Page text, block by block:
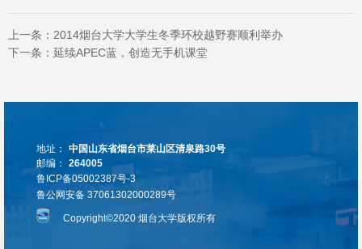
上一条： 2014烟台大学大学生冬季环校越野赛顺利举办
下一条： 延续APEC蓝，创造无手机课堂
地址：
中国山东省烟台市莱山区清泉路30号
邮编：
264005
鲁ICP备05002387号-3
鲁公网安备 37061302000289号
Copyright©2020 烟台大学版权所有